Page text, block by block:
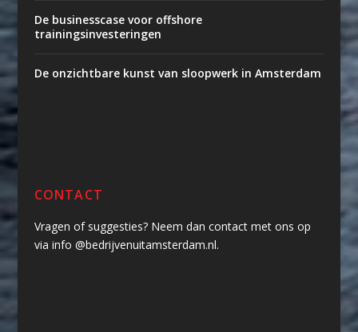
De businesscase voor offshore
trainingsinvesteringen
De onzichtbare kunst van sloopwerk in Amsterdam
CONTACT
Vragen of suggesties? Neem dan contact met ons op
via info @bedrijvenuitamsterdam.nl.